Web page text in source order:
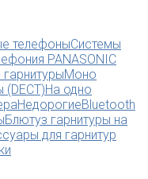
телефоныСистемы
PANASONIC
Моно
На одно
НедорогиеBluetooth
Блютуз гарнитуры на
для гарнитур